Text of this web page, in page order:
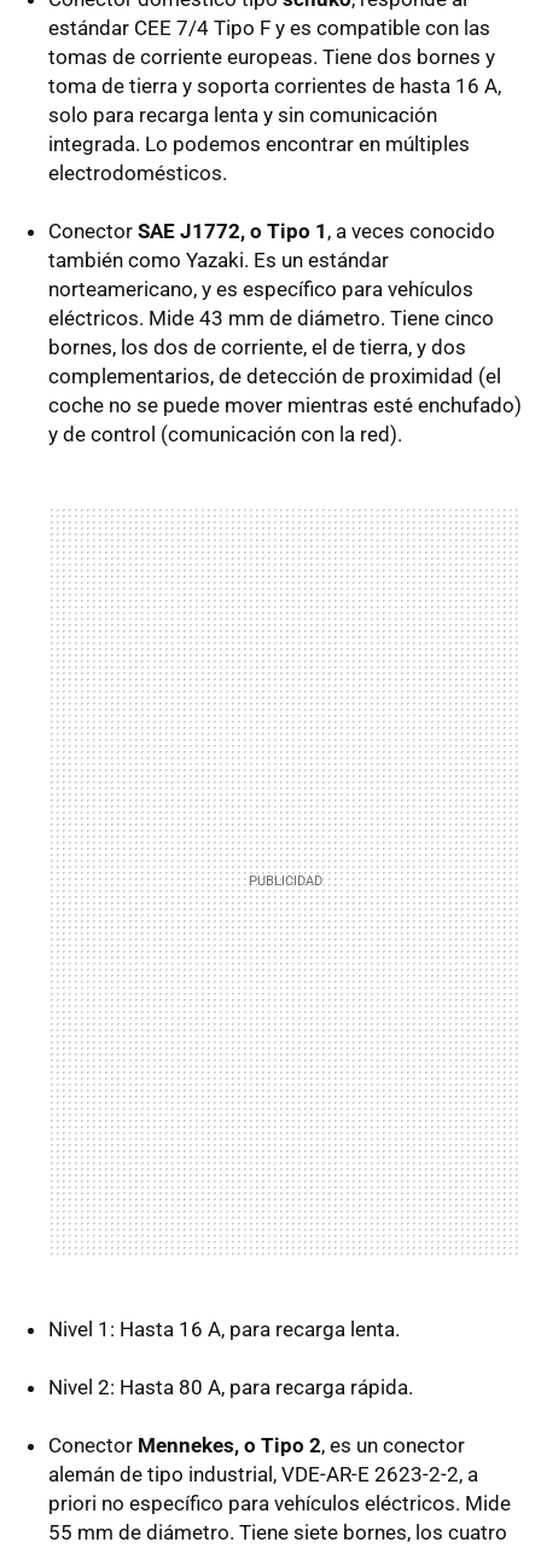
estándar CEE 7/4 Tipo F y es compatible con las
tomas de corriente europeas. Tiene dos bornes y
toma de tierra y soporta corrientes de hasta 16 A,
solo para recarga lenta y sin comunicación
integrada. Lo podemos encontrar en múltiples
electrodomésticos.
Conector SAE J1772, o Tipo 1 , a veces conocido
también como Yazaki. Es un estándar
norteamericano, y es específico para vehículos
eléctricos. Mide 43 mm de diámetro. Tiene cinco
bornes, los dos de corriente, el de tierra, y dos
complementarios, de detección de proximidad (el
coche no se puede mover mientras esté enchufado)
y de control (comunicación con la red).
Nivel 1: Hasta 16 A, para recarga lenta.
Nivel 2: Hasta 80 A, para recarga rápida.
Conector Mennekes, o Tipo 2, es un conector
alemán de tipo industrial, VDE-AR-E 2623-2-2, a
priori no específico para vehículos eléctricos. Mide
55 mm de diámetro. Tiene siete bornes, los cuatro